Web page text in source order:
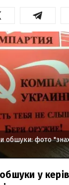
обшуки: фото
у